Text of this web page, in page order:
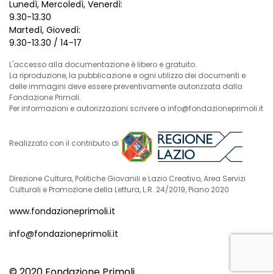
Lunedì, Mercoledì, Venerdì:
9.30-13.30
Martedì, Giovedì:
9.30-13.30 / 14-17
L'accesso alla documentazione è libero e gratuito.
La riproduzione, la pubblicazione e ogni utilizzo dei documenti e
delle immagini deve essere preventivamente autorizzata dalla
Fondazione Primoli.
Per informazioni e autorizzazioni scrivere a info@fondazioneprimoli.it
Realizzato con il contributo di
Direzione Cultura, Politiche Giovanili e Lazio Creativo, Area Servizi
Culturali e Promozione della Lettura, L.R. 24/2019, Piano 2020
www.fondazioneprimoli.it
info@fondazioneprimoli.it